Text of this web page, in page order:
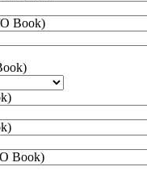
Book)
Book)